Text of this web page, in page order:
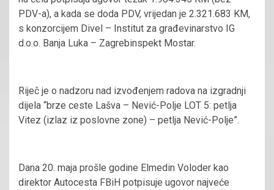
PDV-a), a kada se doda PDV, vrijedan je 2.321.683 KM,
s konzorcijem Divel – Institut za građevinarstvo IG
d.o.o. Banja Luka – Zagrebinspekt Mostar.
Riječ je o nadzoru nad izvođenjem radova na izgradnji
dijela “brze ceste Lašva – Nević-Polje LOT 5: petlja
Vitez (izlaz iz poslovne zone) – petlja Nević-Polje”.
Dana 20. maja prošle godine Elmedin Voloder kao
direktor Autocesta FBiH potpisuje ugovor najveće